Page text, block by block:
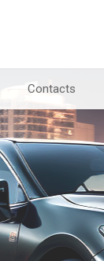
Contacts